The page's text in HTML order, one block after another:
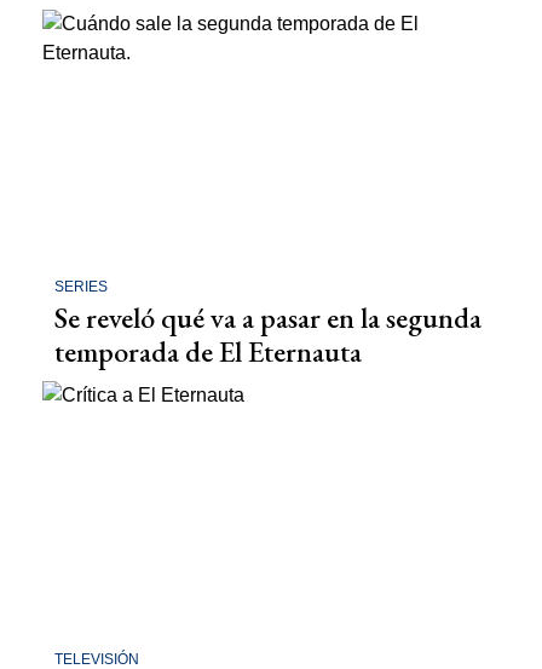
SERIES
Se reveló qué va a pasar en la segunda
temporada de El Eternauta
TELEVISIÓN